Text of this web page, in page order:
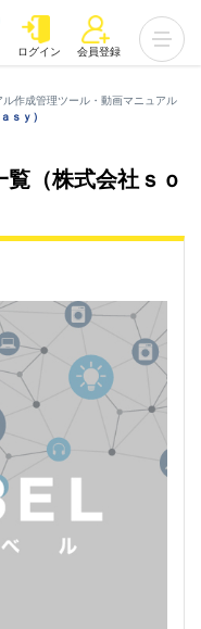
ログイン 会員登録
ル作成管理ツール・動画マニュアル
ｓｙ）
覧（株式会社ｓｏ